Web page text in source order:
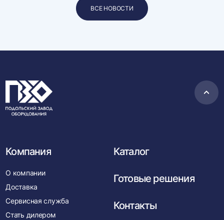
ВСЕ НОВОСТИ
в
Компания
О компании
Доставка
Сервисная служба
Стать дилером
Каталог
Готовые решения
Контакты